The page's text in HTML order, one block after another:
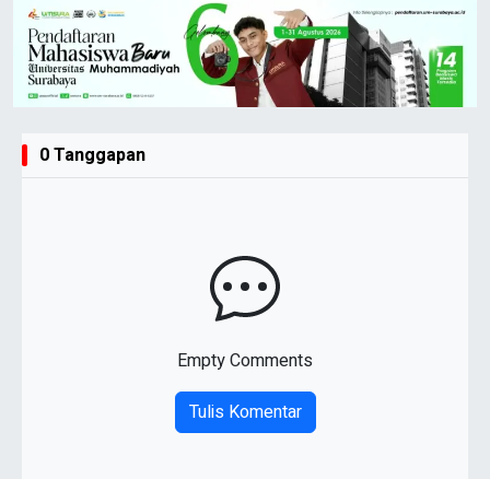
0 Tanggapan
Empty Comments
Tulis Komentar